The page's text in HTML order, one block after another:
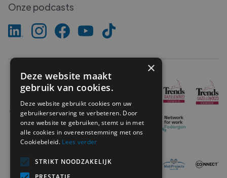
Onze podcasts
×
Deze website maakt
gebruik van cookies.
Deze website gebruikt cookies om uw
gebruikerservaring te verbeteren. Door
onze website te gebruiken, stemt u in met
alle cookies in overeenstemming met ons
Cookiebeleid. Lees verder
STRIKT NOODZAKELIJK